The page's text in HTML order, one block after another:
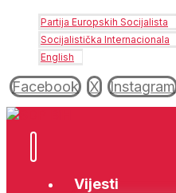
Partija Europskih Socijalista
Socijalistička Internacionala
English
Facebook X Instagram
Vijesti